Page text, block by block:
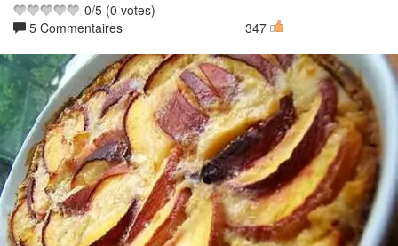
0/5 (0 votes)
5 Commentaires
347